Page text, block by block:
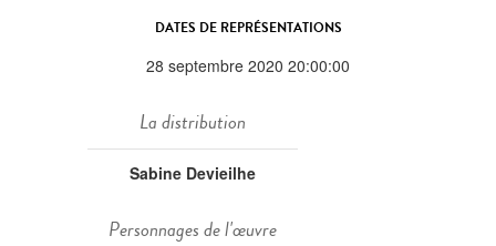
DATES DE REPRÉSENTATIONS
28 septembre 2020 20:00:00
La distribution
Sabine Devieilhe
Personnages de l'œuvre